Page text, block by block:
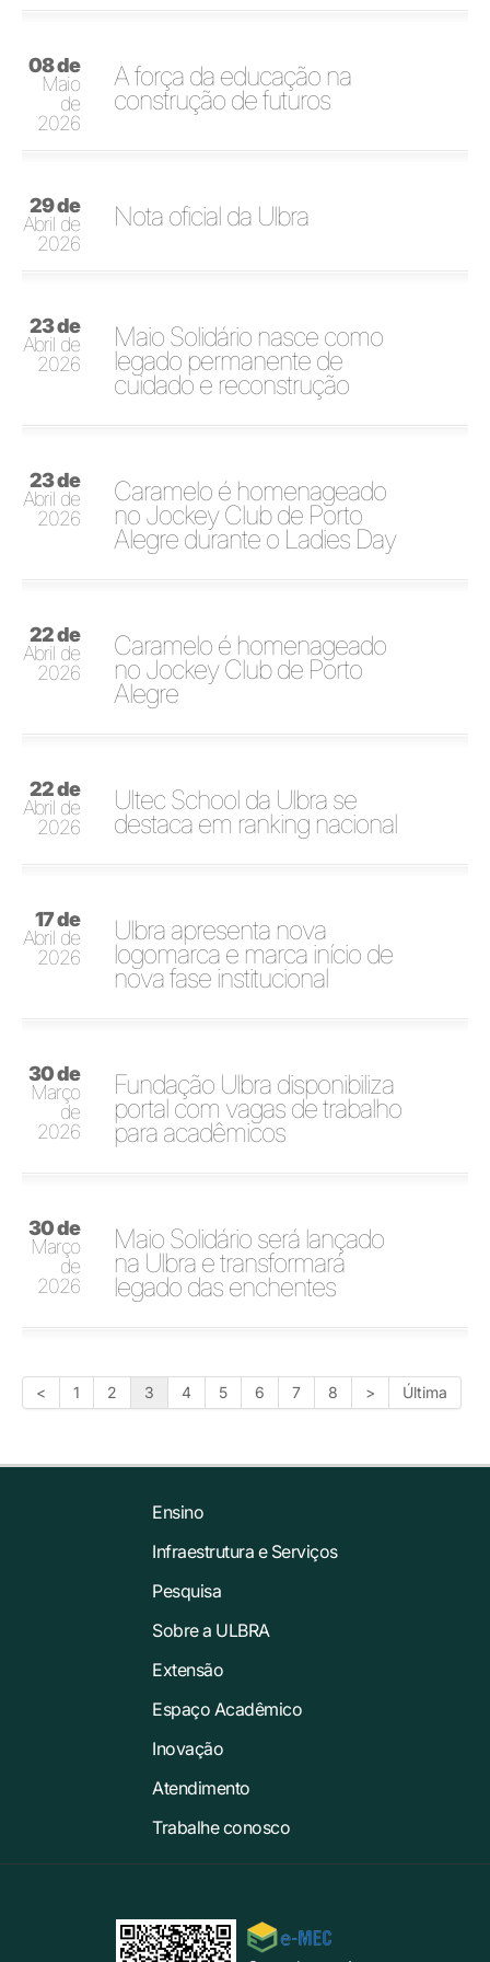
08 de
Maio
de
2026
A força da educação na
construção de futuros
29 de
Abril de
2026
Nota oficial da Ulbra
23 de
Abril de
2026
Maio Solidário nasce como
legado permanente de
cuidado e reconstrução
23 de
Abril de
2026
Caramelo é homenageado
no Jockey Club de Porto
Alegre durante o Ladies Day
22 de
Abril de
2026
Caramelo é homenageado
no Jockey Club de Porto
Alegre
22 de
Abril de
2026
Ultec School da Ulbra se
destaca em ranking nacional
17 de
Abril de
2026
Ulbra apresenta nova
logomarca e marca início de
nova fase institucional
30 de
Março
de
2026
Fundação Ulbra disponibiliza
portal com vagas de trabalho
para acadêmicos
30 de
Março
de
2026
Maio Solidário será lançado
na Ulbra e transformará
legado das enchentes
< 1 2 3 4 5 6 7 8 > Última
Ensino
Infraestrutura e Serviços
Pesquisa
Sobre a ULBRA
Extensão
Espaço Acadêmico
Inovação
Atendimento
Trabalhe conosco